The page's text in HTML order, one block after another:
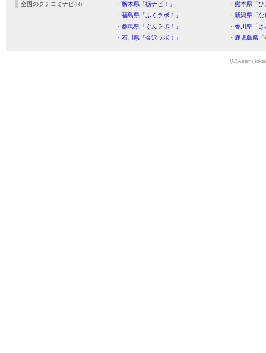
全国のクチコミナビ(R) ・栃木県「栃ナビ！」
・熊本県「
・福島県「ふくラボ！」
・新潟県「
・群馬県「ぐんラボ！」
・香川県「
・石川県「金沢ラボ！」
・鹿児島県
(C)Asahi